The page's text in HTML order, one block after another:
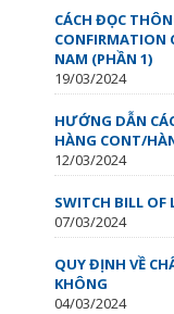
CÁCH ĐỌC
CONFIRMATION
NAM (PHẦN 1)
19/03/2024
HƯỚNG DẪN
HÀNG CONT/
12/03/2024
SWITCH BILL OF
07/03/2024
QUY ĐỊNH VỀ
KHÔNG
04/03/2024